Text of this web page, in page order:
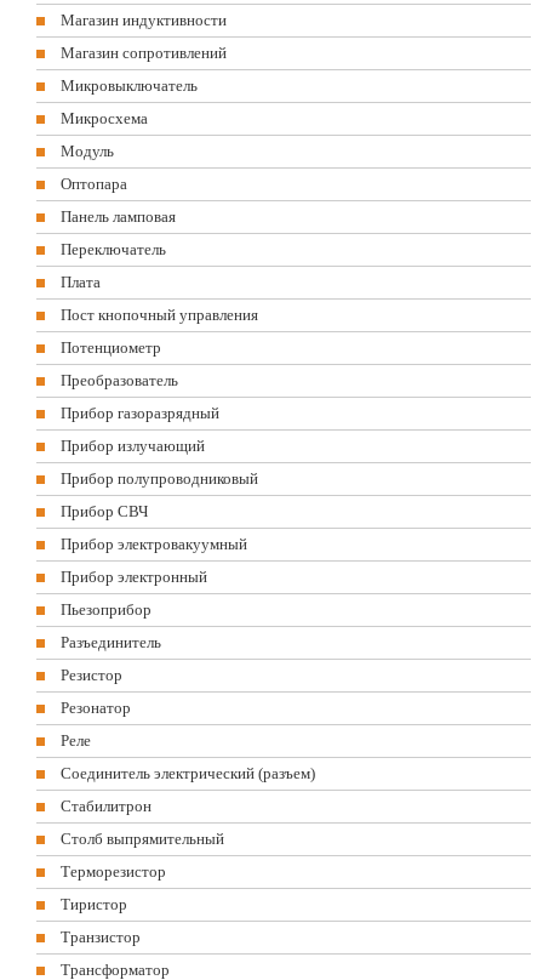
Магазин индуктивности
Магазин сопротивлений
Микровыключатель
Микросхема
Модуль
Оптопара
Панель ламповая
Переключатель
Плата
Пост кнопочный управления
Потенциометр
Преобразователь
Прибор газоразрядный
Прибор излучающий
Прибор полупроводниковый
Прибор СВЧ
Прибор электровакуумный
Прибор электронный
Пьезоприбор
Разъединитель
Резистор
Резонатор
Реле
Соединитель электрический (разъем)
Стабилитрон
Столб выпрямительный
Терморезистор
Тиристор
Транзистор
Трансформатор